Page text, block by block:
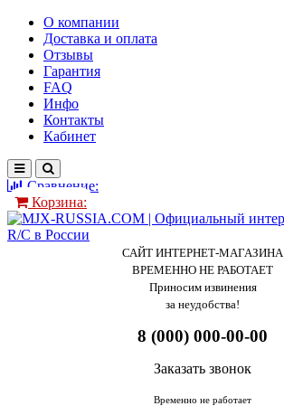
О компании
Доставка и оплата
Отзывы
Гарантия
FAQ
Инфо
Контакты
Кабинет
Сравнение:
Корзина:
САЙТ ИНТЕРНЕТ-МАГАЗИНА
ВРЕМЕННО НЕ РАБОТАЕТ
Приносим извинения
за неудобства!
8 (000) 000-00-00
Заказать звонок
Временно не работает